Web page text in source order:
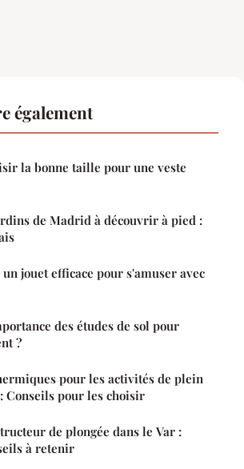
également
la bonne taille pour une veste
de Madrid à découvrir à pied :
jouet efficace pour s'amuser avec
des études de sol pour
?
pour les activités de plein
Conseils pour les choisir
de plongée dans le Var :
à retenir